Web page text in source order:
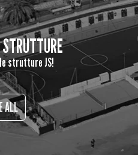
strutture JS!
ALL